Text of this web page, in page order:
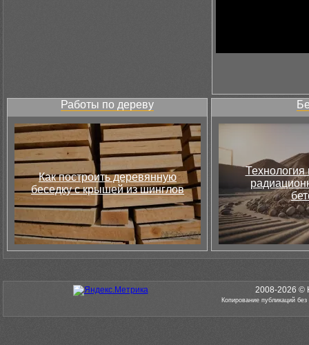
Работы по дереву
Как построить деревянную
беседку с крышей из шинглов
Технология
2008-2026 ©
Копирование публикаций